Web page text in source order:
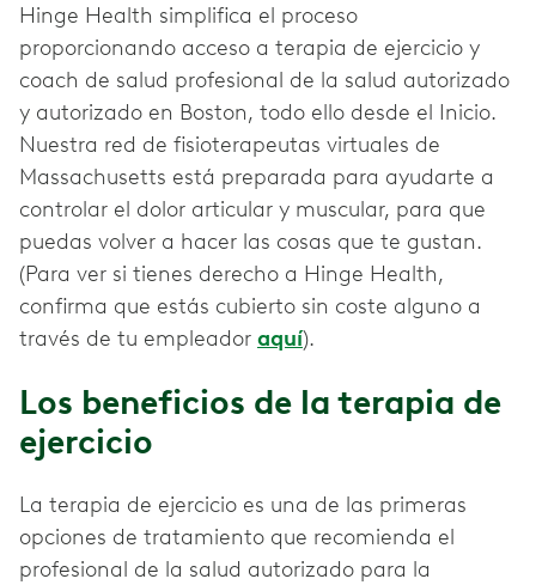
Hinge Health simplifica el proceso
proporcionando acceso a terapia de ejercicio y
coach de salud profesional de la salud autorizado
y autorizado en Boston, todo ello desde el Inicio.
Nuestra red de fisioterapeutas virtuales de
Massachusetts está preparada para ayudarte a
controlar el dolor articular y muscular, para que
puedas volver a hacer las cosas que te gustan.
(Para ver si tienes derecho a Hinge Health,
confirma que estás cubierto sin coste alguno a
través de tu empleador aquí).
Los beneficios de la terapia de
ejercicio
La terapia de ejercicio es una de las primeras
opciones de tratamiento que recomienda el
profesional de la salud autorizado para la